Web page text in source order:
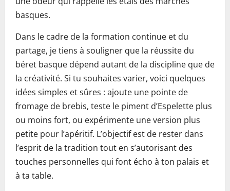
basques.
Dans le cadre de la formation continue et du
partage, je tiens à souligner que la réussite du
béret basque dépend autant de la discipline que de
la créativité. Si tu souhaites varier, voici quelques
idées simples et sûres : ajoute une pointe de
fromage de brebis, teste le piment d’Espelette plus
ou moins fort, ou expérimente une version plus
petite pour l’apéritif. L’objectif est de rester dans
l’esprit de la tradition tout en s’autorisant des
touches personnelles qui font écho à ton palais et
à ta table.